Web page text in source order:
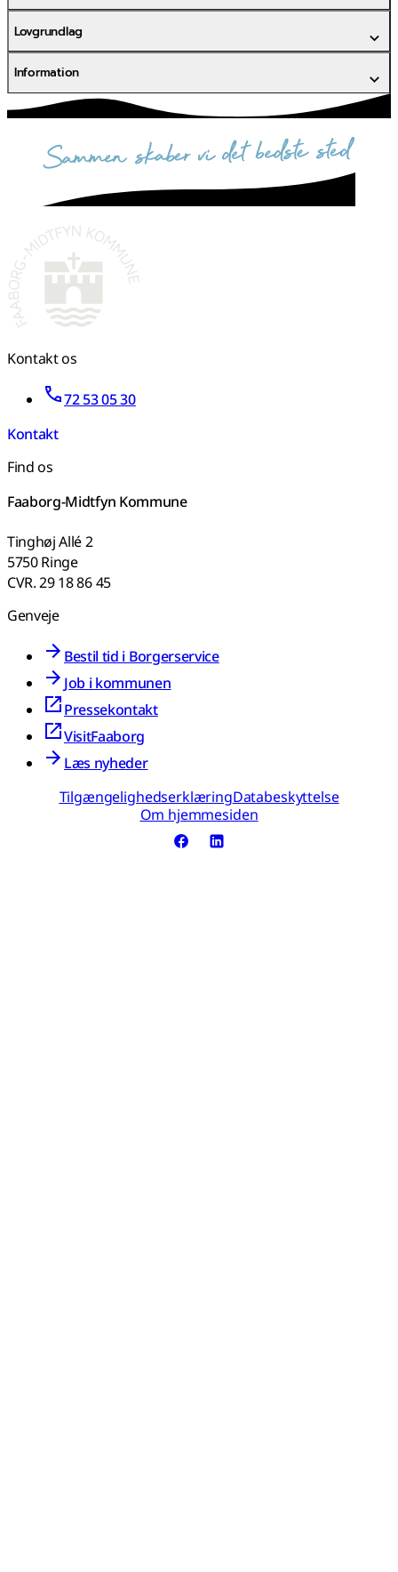
Lovgrundlag
Information
sammen skaber vi det bedste sted
Kontakt os
72 53 05 30
Kontakt
Find os
Faaborg-Midtfyn Kommune
Tinghøj Allé 2
5750 Ringe
CVR. 29 18 86 45
Genveje
Bestil tid i Borgerservice
Job i kommunen
Pressekontakt
VisitFaaborg
Læs nyheder
TilgængelighedserklæringDatabeskyttelse
Om hjemmesiden